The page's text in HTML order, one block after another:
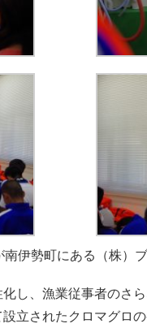
伊勢町にある（株）
し、漁業従事者のさ
立されたクロマグロ